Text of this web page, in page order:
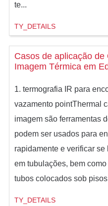
te...
TY_DETAILS
Casos de aplicação de
Imagem Térmica em
1. termografia IR para
vazamento pointThermal
imagem são ferramentas
podem ser usados para
rapidamente e verificar se
em tubulações, bem
tubos colocados sob
TY_DETAILS